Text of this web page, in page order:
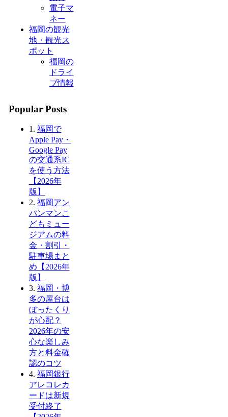
電子マ
ネー
福岡の観光
地・観光ス
ポット
福岡の
ドライ
ブ情報
Popular Posts
1. 福岡で
Apple Pay・
Google Pay
の交通系IC
を使う方法
【2026年
版】
2. 福岡アン
パンマンこ
どもミュー
ジアムの料
金・割引・
駐車場まと
め【2026年
版】
3. 福岡・博
多の屋台は
ぼったくり
が心配？
2026年の安
心な楽しみ
方と料金確
認のコツ
4. 福岡銀行
アレコレカ
ードは新規
受付終了